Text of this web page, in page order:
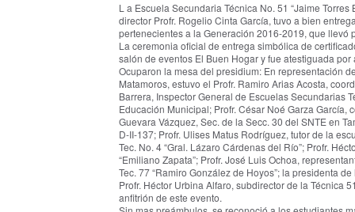
L a Escuela Secundaria Técnica No. 51 “Jaime
director Profr. Rogelio Cinta García, tuvo a bien
pertenecientes a la Generación 2016-2019, que llevó
La ceremonia oficial de entrega simbólica de
salón de eventos El Buen Hogar y fue atestiguada
Ocuparon la mesa del presidium: En representación
Matamoros, estuvo el Profr. Ramiro Arias Acosta,
Barrera, Inspector General de Escuelas Secundarias
Educación Municipal; Profr. César Noé Garza
Guevara Vázquez, Sec. de la Secc. 30 del SNTE en
D-II-137; Profr. Ulises Matus Rodríguez, tutor de la
Tec. No. 4 “Gral. Lázaro Cárdenas del Río”; Profr.
“Emiliano Zapata”; Profr. José Luis Ochoa,
Tec. 77 “Ramiro González de Hoyos”; la presidenta
Profr. Héctor Urbina Alfaro, subdirector de la Técnica
anfitrión de este evento.